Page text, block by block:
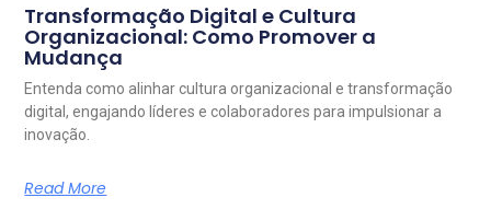
Transformação Digital e Cultura
Organizacional: Como Promover a
Mudança
Entenda como alinhar cultura organizacional e transformação
digital, engajando líderes e colaboradores para impulsionar a
inovação.
Read More